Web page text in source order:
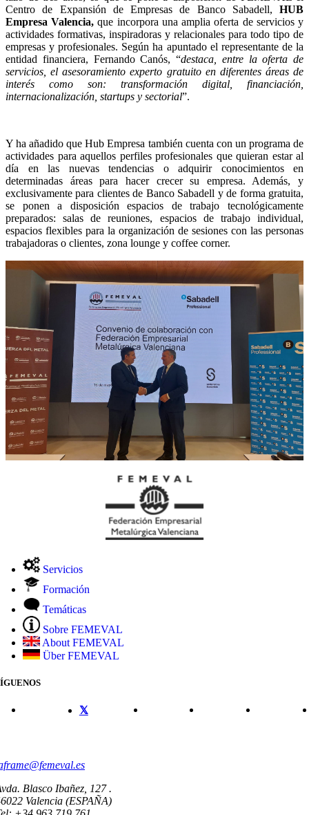
Centro de Expansión de Empresas de Banco Sabadell, HUB
Empresa Valencia, que incorpora una amplia oferta de servicios y
actividades formativas, inspiradoras y relacionales para todo tipo de
empresas y profesionales. Según ha apuntado el representante de la
entidad financiera, Fernando Canós, “destaca, entre la oferta de
servicios, el asesoramiento experto gratuito en diferentes áreas de
interés como son: transformación digital, financiación,
internacionalización, startups y sectorial”.
Y ha añadido que Hub Empresa también cuenta con un programa de
actividades para aquellos perfiles profesionales que quieran estar al
día en las nuevas tendencias o adquirir conocimientos en
determinadas áreas para hacer crecer su empresa. Además, y
exclusivamente para clientes de Banco Sabadell y de forma gratuita,
se ponen a disposición espacios de trabajo tecnológicamente
preparados: salas de reuniones, espacios de trabajo individual,
espacios flexibles para la organización de sesiones con las personas
trabajadoras o clientes, zona lounge y coffee corner.
Servicios
Formación
Temáticas
Sobre FEMEVAL
About FEMEVAL
Über FEMEVAL
Blasco Ibañez, 127 .
Valencia (ESPAÑA)